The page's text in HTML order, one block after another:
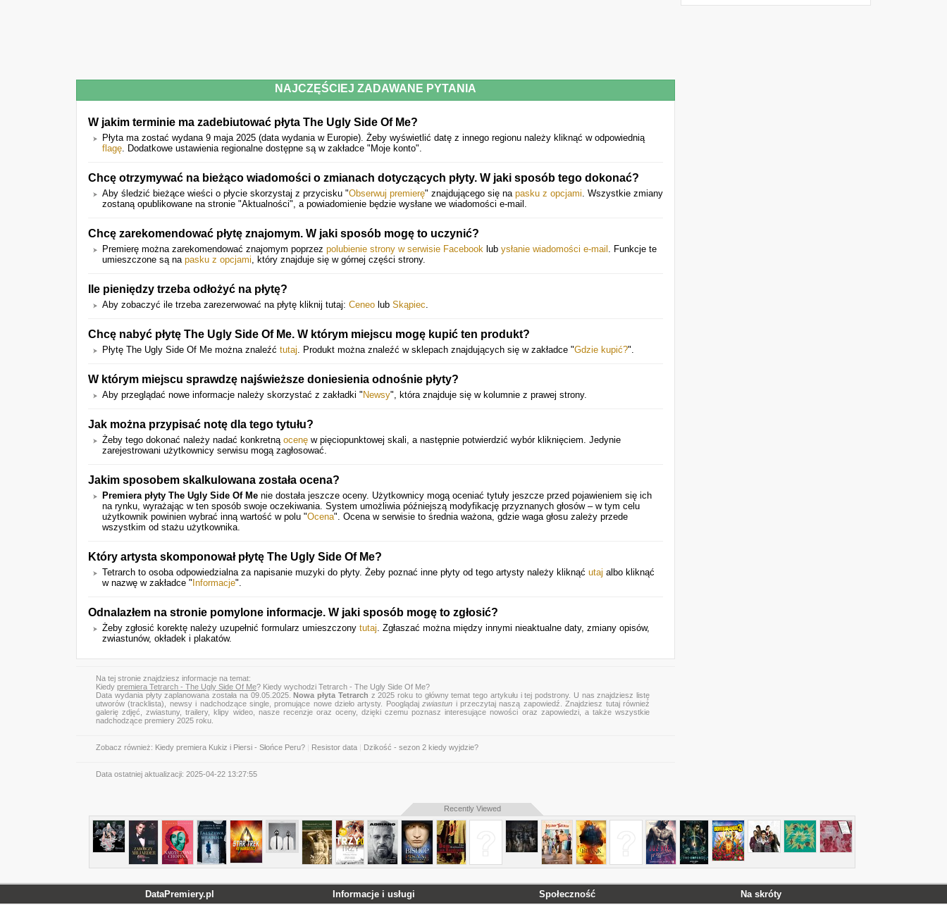
NAJCZĘŚCIEJ ZADAWANE PYTANIA
W jakim terminie ma zadebiutować płyta The Ugly Side Of Me?
Płyta ma zostać wydana 9 maja 2025 (data wydania w Europie). Żeby wyświetlić datę z innego regionu należy kliknąć w odpowiednią
flagę. Dodatkowe ustawienia regionalne dostępne są w zakładce "Moje konto".
Chcę otrzymywać na bieżąco wiadomości o zmianach dotyczących płyty. W jaki sposób tego dokonać?
Aby śledzić bieżące wieści o płycie skorzystaj z przycisku "Obserwuj premierę" znajdującego się na pasku z opcjami. Wszystkie zmiany
zostaną opublikowane na stronie "Aktualności", a powiadomienie będzie wysłane we wiadomości e-mail.
Chcę zarekomendować płytę znajomym. W jaki sposób mogę to uczynić?
Premierę można zarekomendować znajomym poprzez polubienie strony w serwisie Facebook lub ysłanie wiadomości e-mail . Funkcje te
umieszczone są na pasku z opcjami, który znajduje się w górnej części strony.
Ile pieniędzy trzeba odłożyć na płytę?
Aby zobaczyć ile trzeba zarezerwować na płytę kliknij tutaj: Ceneo lub Skąpiec.
Chcę nabyć płytę The Ugly Side Of Me. W którym miejscu mogę kupić ten produkt?
Płytę The Ugly Side Of Me można znaleźć tutaj. Produkt można znaleźć w sklepach znajdujących się w zakładce "Gdzie kupić?".
W którym miejscu sprawdzę najświeższe doniesienia odnośnie płyty?
Aby przeglądać nowe informacje należy skorzystać z zakładki " Newsy", która znajduje się w kolumnie z prawej strony.
Jak można przypisać notę dla tego tytułu?
Żeby tego dokonać należy nadać konkretną ocenę w pięciopunktowej skali, a następnie potwierdzić wybór kliknięciem. Jedynie
zarejestrowani użytkownicy serwisu mogą zagłosować.
Jakim sposobem skalkulowana została ocena?
Premiera płyty The Ugly Side Of Me nie dostała jeszcze oceny. Użytkownicy mogą oceniać tytuły jeszcze przed pojawieniem się ich
na rynku, wyrażając w ten sposób swoje oczekiwania. System umożliwia późniejszą modyfikację przyznanych głosów – w tym celu
użytkownik powinien wybrać inną wartość w polu "Ocena". Ocena w serwisie to średnia ważona, gdzie waga głosu zależy przede
wszystkim od stażu użytkownika.
Który artysta skomponował płytę The Ugly Side Of Me?
Tetrarch to osoba odpowiedzialna za napisanie muzyki do płyty. Żeby poznać inne płyty od tego artysty należy kliknąć utaj albo kliknąć
w nazwę w zakładce " Informacje".
Odnalazłem na stronie pomylone informacje. W jaki sposób mogę to zgłosić?
Żeby zgłosić korektę należy uzupełnić formularz umieszczony tutaj. Zgłaszać można między innymi nieaktualne daty, zmiany opisów,
zwiastunów, okładek i plakatów.
Na tej stronie znajdziesz informacje na temat:
Kiedy premiera Tetrarch - The Ugly Side Of Me? Kiedy wychodzi Tetrarch - The Ugly Side Of Me?
Data wydania płyty zaplanowana została na 09.05.2025.Nowa płyta Tetrarch z 2025 roku to główny temat tego artykułu i tej podstrony. U nas znajdziesz listę
utworów (tracklista), newsy i nadchodzące single, promujące nowe dzieło artysty. Pooglądajzwiastun i przeczytaj naszą zapowiedź. Znajdziesz tutaj również
galerię zdjęć, zwiastuny, trailery, klipy wideo, nasze recenzje oraz oceny, dzięki czemu poznasz interesujące nowości oraz zapowiedzi, a także wszystkie
nadchodzące premiery 2025 roku.
Zobacz również: Kiedy premiera Kukiz i Piersi - Słońce Peru? Resistor data Dzikość - sezon 2 kiedy wyjdzie?
Data ostatniej aktualizacji: 2025-04-22 13:27:55
Recently Viewed
DataPremiery.pl Informacje i usługi Społeczność Na skróty